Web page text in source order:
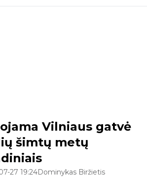
Vilniaus gatvė
šimtų metų
27 19:24Dominykas Biržietis